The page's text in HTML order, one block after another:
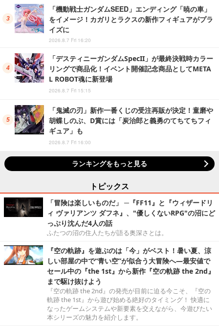
「機動戦士ガンダムSEED」エンディング「暁の車」
をイメージ！カガリとラクスの新作フィギュアがプラ
イズに
2026.8.7 Fri 16:20
「デスティニーガンダムSpecII」が最終決戦時カラー
リングで商品化！イベント開催記念商品としてMETA
L ROBOT魂に新登場
2026.8.7 Fri 15:15
「鬼滅の刃」新作一番くじの受注再販が決定！童磨や
胡蝶しのぶ、D賞には「炭治郎と義勇のてちてちフィ
ギュア」も
2026.8.7 Fri 16:00
ランキングをもっと見る
トピックス
「冒険は楽しいものだ」 ─『FF11』と『ウィザードリ
ィ ヴァリアンツ ダフネ』、"優しくないRPG"の沼にど
っぷり沈んだ4人の話
ふたつの沼の住人たちが語る奥深さとは。
『空の軌跡』を遊ぶのは「今」がベスト！暑い夏、涼
しい部屋の中で“青い空”が似合う大冒険へ―最安値で
セール中の『the 1st』から新作『空の軌跡 the 2nd』
まで駆け抜けよう
『空の軌跡 the 2nd』の発売が目前に迫る今こそ、『空の
軌跡 the 1st』から遊び始める絶好のタイミング！ 快適に
なったゲームシステムや新要素を交えながら、今遊びたい
本シリーズの魅力を紹介します。